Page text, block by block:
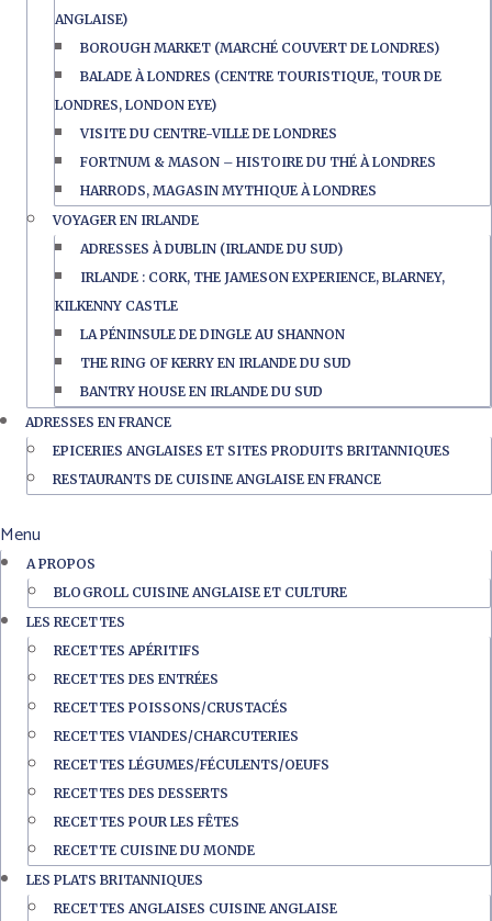
ANGLAISE)
BOROUGH MARKET (MARCHÉ COUVERT DE LONDRES)
BALADE À LONDRES (CENTRE TOURISTIQUE, TOUR DE
LONDRES, LONDON EYE)
VISITE DU CENTRE-VILLE DE LONDRES
FORTNUM & MASON – HISTOIRE DU THÉ À LONDRES
HARRODS, MAGASIN MYTHIQUE À LONDRES
VOYAGER EN IRLANDE
ADRESSES À DUBLIN (IRLANDE DU SUD)
IRLANDE : CORK, THE JAMESON EXPERIENCE, BLARNEY,
KILKENNY CASTLE
LA PÉNINSULE DE DINGLE AU SHANNON
THE RING OF KERRY EN IRLANDE DU SUD
BANTRY HOUSE EN IRLANDE DU SUD
ADRESSES EN FRANCE
EPICERIES ANGLAISES ET SITES PRODUITS BRITANNIQUES
RESTAURANTS DE CUISINE ANGLAISE EN FRANCE
Menu
A PROPOS
BLOGROLL CUISINE ANGLAISE ET CULTURE
LES RECETTES
RECETTES APÉRITIFS
RECETTES DES ENTRÉES
RECETTES POISSONS/CRUSTACÉS
RECETTES VIANDES/CHARCUTERIES
RECETTES LÉGUMES/FÉCULENTS/OEUFS
RECETTES DES DESSERTS
RECETTES POUR LES FÊTES
RECETTE CUISINE DU MONDE
LES PLATS BRITANNIQUES
RECETTES ANGLAISES CUISINE ANGLAISE